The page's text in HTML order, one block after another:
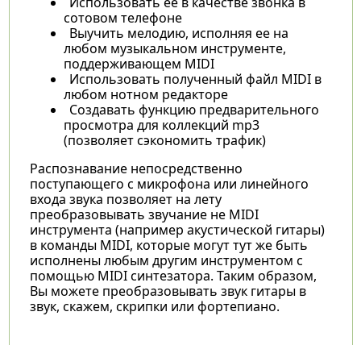
сотовом телефоне
Выучить мелодию, исполняя ее на
любом музыкальном инструменте,
поддерживающем MIDI
Использовать полученный файл MIDI в
любом нотном редакторе
Создавать функцию предварительного
просмотра для коллекций mp3
(позволяет сэкономить трафик)
Распознавание непосредственно
поступающего с микрофона или линейного
входа звука позволяет на лету
преобразовывать звучание не MIDI
инструмента (например акустической гитары)
в команды MIDI, которые могут тут же быть
исполнены любым другим инструментом с
помощью MIDI синтезатора. Таким образом,
Вы можете преобразовывать звук гитары в
звук, скажем, скрипки или фортепиано.